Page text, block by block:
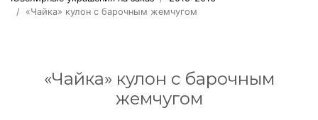
«Чайка» кулон с барочным жемчугом
«Чайка» кулон с барочным
жемчугом